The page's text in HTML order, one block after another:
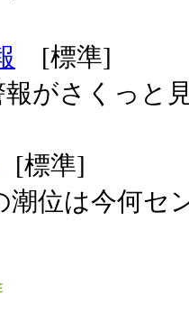
[標準]
がさくっと
[標準]
位は今何セ